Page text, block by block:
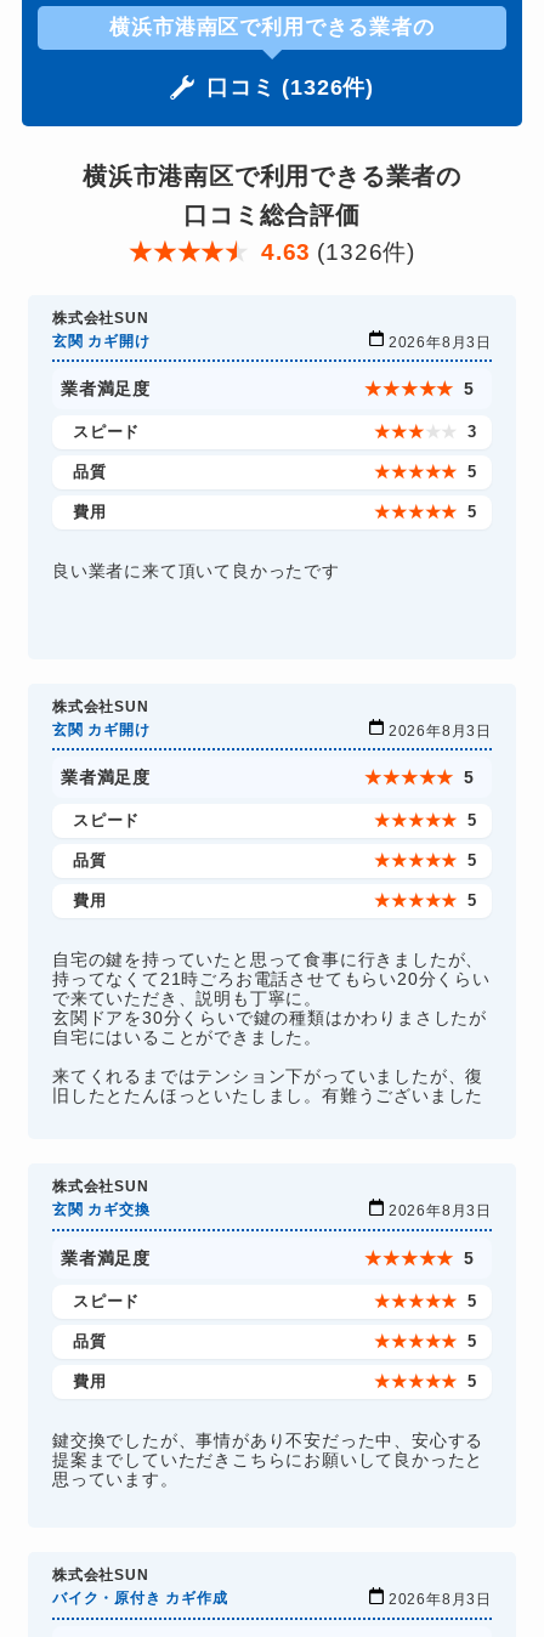
横浜市港南区で利用できる業者の
口コミ (1326件)
横浜市港南区で利用できる業者の
口コミ総合評価
★★★★★ 4.63 (1326件)
株式会社SUN
玄関 カギ開け
2026年8月3日
業者満足度 ★★★★★ 5
スピード ★★★ ★ ★ 3
品質 ★★★★★ 5
費用 ★★★★★ 5
良い業者に来て頂いて良かったです
株式会社SUN
玄関 カギ開け
2026年8月3日
業者満足度 ★★★★★ 5
スピード ★★★★★ 5
品質 ★★★★★ 5
費用 ★★★★★ 5
自宅の鍵を持っていたと思って食事に行きましたが、
持ってなくて21時ごろお電話させてもらい20分くらい
で来ていただき、説明も丁寧に。
玄関ドアを30分くらいで鍵の種類はかわりまさしたが
自宅にはいることができました。
来てくれるまではテンション下がっていましたが、復
旧したとたんほっといたしまし。有難うございました
株式会社SUN
玄関 カギ交換
2026年8月3日
業者満足度 ★★★★★ 5
スピード ★★★★★ 5
品質 ★★★★★ 5
費用 ★★★★★ 5
鍵交換でしたが、事情があり不安だった中、安心する
提案までしていただきこちらにお願いして良かったと
思っています。
株式会社SUN
バイク・原付き カギ作成
2026年8月3日